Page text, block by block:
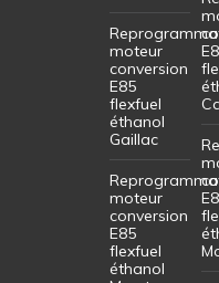
moteur
conversion
E85
flexfuel
éthanol
Gaillac
moteur
conversion
E85
flexfuel
éthanol